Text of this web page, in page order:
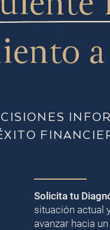
Solicita tu
situación actual
avanzar hacia